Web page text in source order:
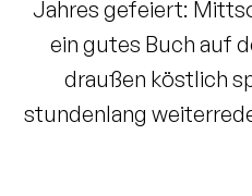
Jahres gefeiert:
ein gutes Buch auf
draußen köstlich
stundenlang